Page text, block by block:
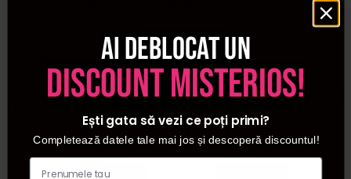
Zona corporala
Par
Cumparate frecvent impreuna:
Pret special
Ai deblocat un
discount misterios!
Ești gata să vezi ce poți primi?
Completează datele tale mai jos și descoperă discountul!